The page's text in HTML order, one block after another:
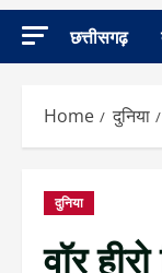
छत्तीसगढ़
Home दुनिया
दुनिया
वॉर